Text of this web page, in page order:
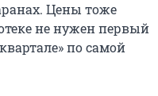
Цены тоже
не нужен первый
по самой